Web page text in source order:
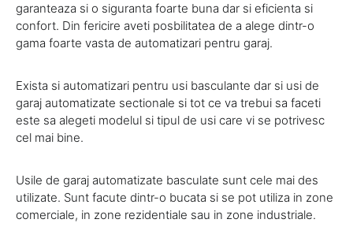
garanteaza si o siguranta foarte buna dar si eficienta si
confort. Din fericire aveti posbilitatea de a alege dintr-o
gama foarte vasta de automatizari pentru garaj.
Exista si automatizari pentru usi basculante dar si usi de
garaj automatizate sectionale si tot ce va trebui sa faceti
este sa alegeti modelul si tipul de usi care vi se potrivesc
cel mai bine.
Usile de garaj automatizate basculate sunt cele mai des
utilizate. Sunt facute dintr-o bucata si se pot utiliza in zone
comerciale, in zone rezidentiale sau in zone industriale.